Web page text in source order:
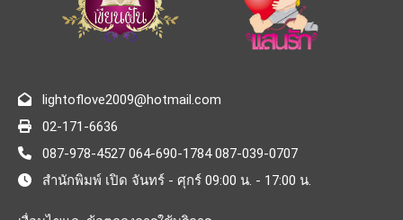
lightoflove2009@hotmail.com
02-171-6636
087-978-4527 064-690-1784 087-039-0707
สำนักพิมพ์ เปิด จันทร์ - ศุกร์ 09:00 น. - 17:00 น.